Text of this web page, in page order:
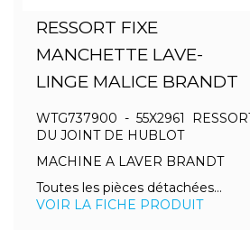
RESSORT FIXE
MANCHETTE LAVE-
LINGE MALICE BRANDT
WTG737900 - 55X2961
DU JOINT DE HUBLOT
MACHINE A LAVER BRANDT
Toutes les pièces détachées...
VOIR LA FICHE PRODUIT